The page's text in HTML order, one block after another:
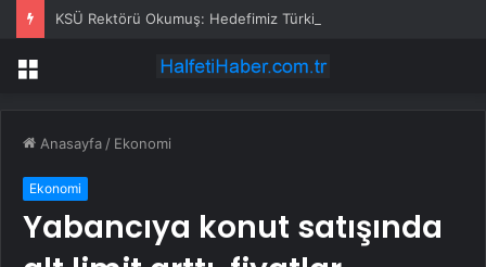
Menü
Anasayfa / Ekonomi
Ekonomi
Yabancıya konut satışında